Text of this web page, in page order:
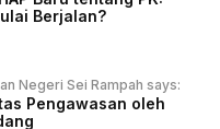
Berjalan?
Negeri Sei Rampah says:
Pengawasan oleh